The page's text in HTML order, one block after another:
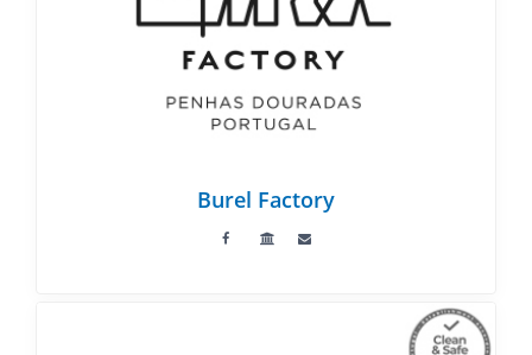
Burel Factory